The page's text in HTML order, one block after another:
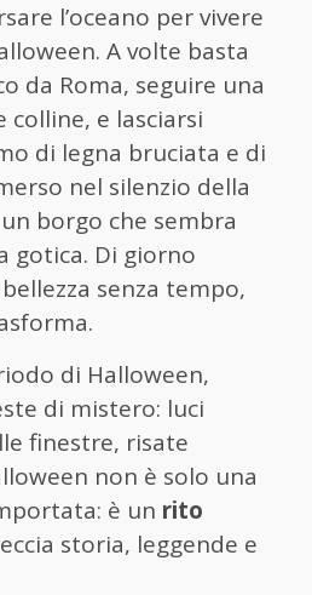
l’oceano per vivere
A volte basta
da Roma, seguire una
colline, e lasciarsi
di legna bruciata e di
nel silenzio della
borgo che sembra
gotica. Di giorno
senza tempo,
di Halloween,
di mistero: luci
finestre, risate
non è solo una
è un rito
storia, leggende e